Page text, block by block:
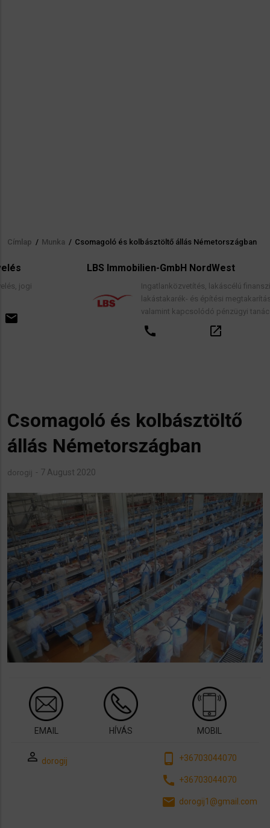
Morzsa
Címlap / Munka / Csomagoló és kolbásztöltő állás Németországban
LBS Immobilien-GmbH NordWest
Ingatlanközvetítés, lakáscélú finanszírozási hitelek,
lakástakarék- és építési megtakarítási szerződések,
valamint kapcsolódó pénzügyi tanácsadás.
open_in_new email
Csomagoló és kolbásztöltő
állás Németországban
dorogij 7 August 2020
EMAIL HÍVÁS MOBIL
perm_identity dorogij phone_android +36703044070
call +36703044070
email dorogij1@gmail.com